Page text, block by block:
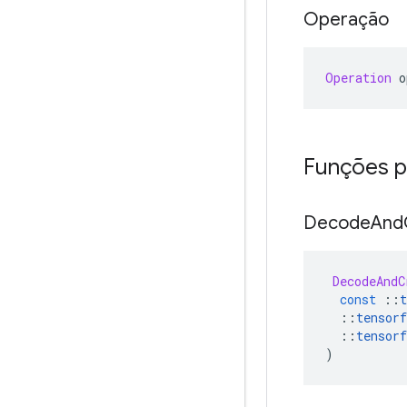
Operação
Operation
Funções
DecodeAnd
const
::
::
::
)